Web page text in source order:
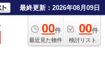
最終更新：2026年08月09日
00件
最近見た物件
00件
検討リスト